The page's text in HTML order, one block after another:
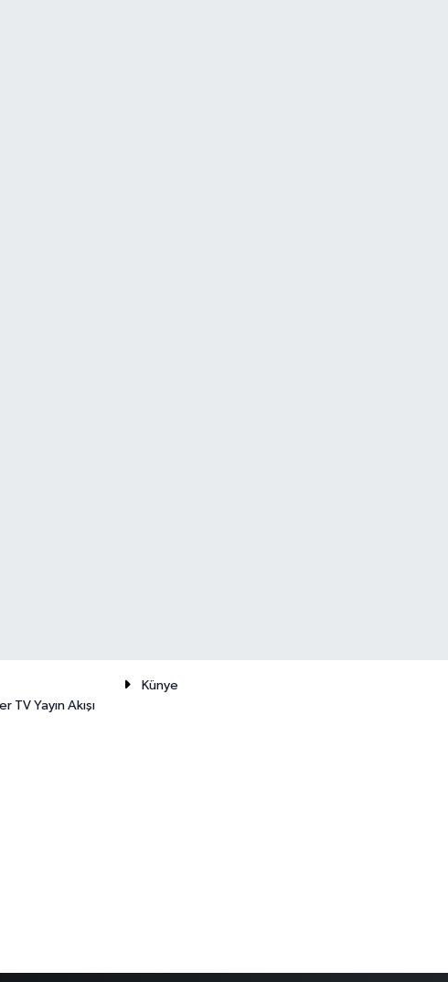
Künye
TV Yayın Akışı